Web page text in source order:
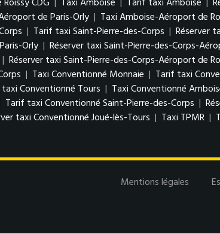
de Paris-Orly | Taxi Amboise-Aéroport de
| Tarif taxi Saint-Pierre-des-Corps | Réserver
Orly | Réserver taxi Saint-Pierre-des-Corps-
| Réserver taxi Saint-Pierre-des-Corps-Aéroport de
| Taxi Conventionné Monnaie | Tarif taxi
taxi Conventionné Tours | Taxi Conventionné
Tarif taxi Conventionné Saint-Pierre-des-Corps |
taxi Conventionné Joué-lès-Tours | Taxi TPMR |
Mentions légales